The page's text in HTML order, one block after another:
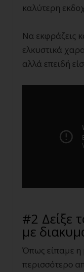
καλύτερη
Να εκφράζεις
ελκυστικά
αλλά επειδή
#2 Δείξε
με
Όπως είπαμε η
περισσότερο